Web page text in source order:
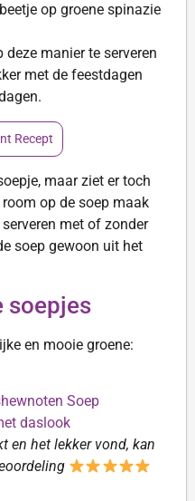
op groene spinazie
manier te serveren
met de feestdagen
Recept
maar ziet er toch
op de soep maak
met of zonder
soep gewoon uit het
soepjes
en mooie groene:
Soep
daslook
en het lekker vond, kan